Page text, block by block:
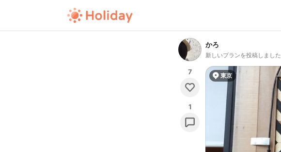
かろ
新しいプランを投稿しました
7
1
東京